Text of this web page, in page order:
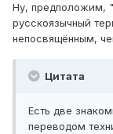
Ну, предположим,
русскоязычный
непосвящённым,
Цитата
Есть две
переводом